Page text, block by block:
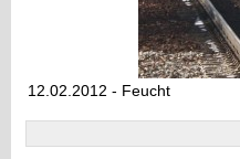
12.02.2012 - Feucht